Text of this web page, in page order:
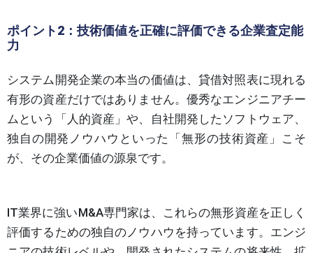
ポイント2：技術価値を正確に評価できる企業査定能
力
システム開発企業の本当の価値は、貸借対照表に現れる
有形の資産だけではありません。優秀なエンジニアチー
ムという「人的資産」や、自社開発したソフトウェア、
独自の開発ノウハウといった「無形の技術資産」こそ
が、その企業価値の源泉です。
IT業界に強いM&A専門家は、これらの無形資産を正しく
評価するための独自のノウハウを持っています。エンジ